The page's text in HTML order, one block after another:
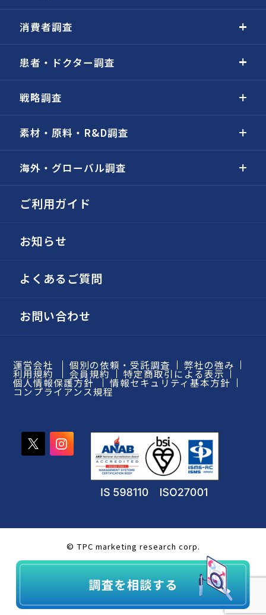
消費者調査
患者・ドクター調査
戦略調査
素材・原料・R&D調査
海外・グローバル調査
ご利用ガイド
お知らせ
よくあるご質問
お問い合わせ
運営会社 個別の依頼・受託調査 弊社の強み
利用規約 会員規約 特定商取引による表示
個人情報保護方針 情報セキュリティ基本方針
コンプライアンス規程
© TPC marketing research corp.